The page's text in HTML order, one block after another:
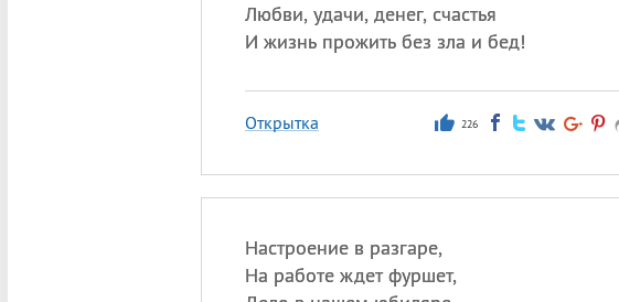
Любви, удачи, денег, счастья
И жизнь прожить без зла и бед!
Открытка 226
Настроение в разгаре,
На работе ждет фуршет,